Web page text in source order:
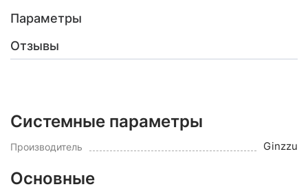
Параметры
Отзывы
Системные параметры
Производитель Ginzzu
Основные